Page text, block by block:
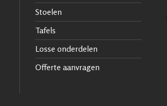
Stoelen
Tafels
Losse onderdelen
Offerte aanvragen